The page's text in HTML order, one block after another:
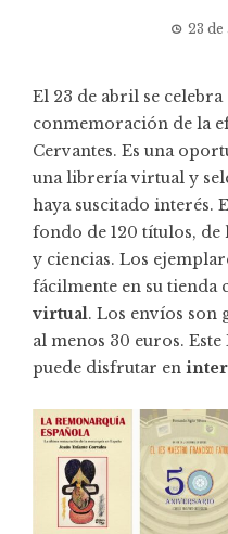
23
El 23 de abril se
conmemoración de la
Cervantes. Es una
una librería virtual y
haya suscitado interés.
fondo de 120 títulos,
y ciencias. Los
fácilmente en su tienda
virtual. Los envíos son
al menos 30 euros.
puede disfrutar en